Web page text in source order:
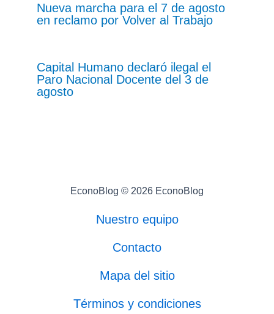
Nueva marcha para el 7 de agosto
en reclamo por Volver al Trabajo
Capital Humano declaró ilegal el
Paro Nacional Docente del 3 de
agosto
EconoBlog © 2026 EconoBlog
Nuestro equipo
Contacto
Mapa del sitio
Términos y condiciones